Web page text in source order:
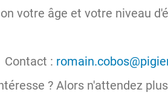
votre âge et votre niveau
Contact :
? Alors n'attendez